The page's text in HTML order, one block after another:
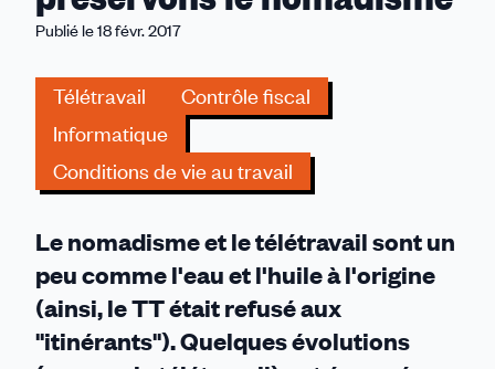
préservons
le
Publié le 18 févr. 2017
Télétravail
Contrôle fiscal
Informatique
Conditions de vie au travail
Le nomadisme et le télétravail sont un
peu comme l'eau et l'huile à l'origine
(ainsi, le TT était refusé aux
"itinérants"). Quelques évolutions